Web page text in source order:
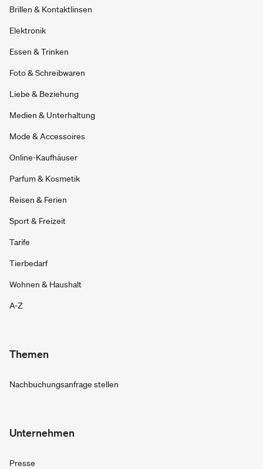
Brillen & Kontaktlinsen
Elektronik
Essen & Trinken
Foto & Schreibwaren
Liebe & Beziehung
Medien & Unterhaltung
Mode & Accessoires
Online-Kaufhäuser
Parfum & Kosmetik
Reisen & Ferien
Sport & Freizeit
Tarife
Tierbedarf
Wohnen & Haushalt
A-Z
Themen
Nachbuchungsanfrage stellen
Unternehmen
Presse